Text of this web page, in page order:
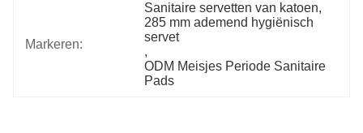
Markeren:
Sanitaire servetten van katoen,
285 mm ademend hygiënisch
servet
,
ODM Meisjes Periode Sanitaire
Pads